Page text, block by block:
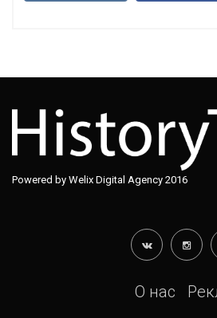
Powered by Welix Digital Agency 2016
О нас